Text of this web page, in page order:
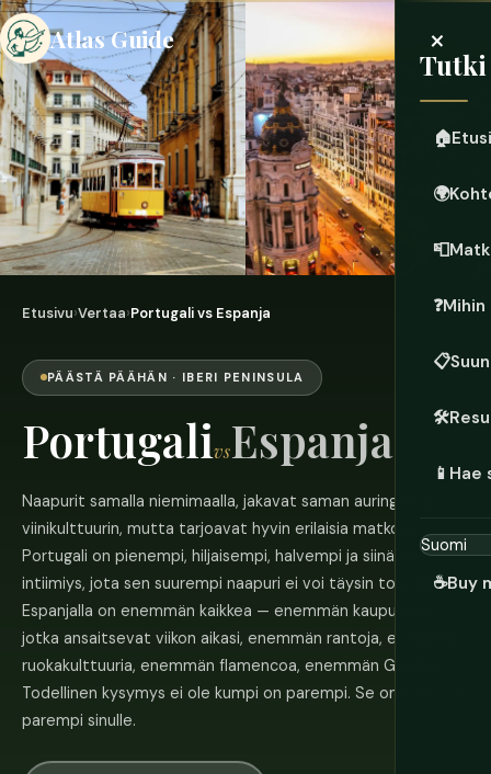
Atlas Guide ×
Tutki
🏠
🌍
📮
❓Mihin
📋
🛠️
📱 Hae
☕Buy
Etusivu›Vertaa›Portugali vs Espanja
PÄÄSTÄ PÄÄHÄN · IBERI PENINSULA
PortugalivsEspanja
Naapurit samalla niemimaalla, jakavat saman auringon ja
viinikulttuurin, mutta tarjoavat hyvin erilaisia matkoja.
Portugali on pienempi, hiljaisempi, halvempi ja siinä on
intiimiys, jota sen suurempi naapuri ei voi täysin toistaa.
Espanjalla on enemmän kaikkea — enemmän kaupunkeja,
jotka ansaitsevat viikon aikasi, enemmän rantoja, enemmän
ruokakulttuuria, enemmän flamencoa, enemmän Gaudía.
Todellinen kysymys ei ole kumpi on parempi. Se on kumpi on
parempi sinulle.